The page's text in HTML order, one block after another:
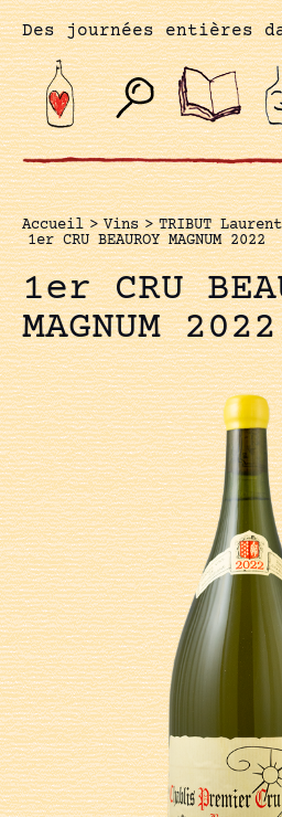
Des journées entières
Accueil > Vins > TRIBUT Laurent
1er CRU BEAUROY MAGNUM 2022
1er CRU
MAGNUM 2022